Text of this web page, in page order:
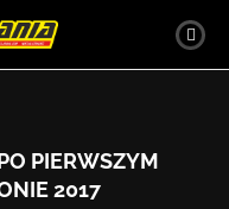
PIERWSZYM
2017